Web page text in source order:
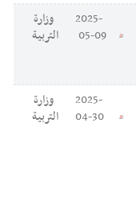
2025-
05-09
وزارة
التربية
2025-
04-30
وزارة
التربية